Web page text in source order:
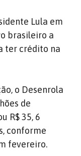
Lula em
brasileiro a
ter crédito na
o Desenrola
de
R$ 35, 6
conforme
fevereiro.